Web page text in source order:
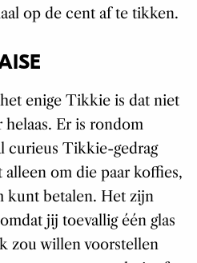
op de cent af te tikken.
enige Tikkie is dat niet
helaas. Er is rondom
curieus Tikkie-gedrag
alleen om die paar koffies,
kunt betalen. Het zijn
jij toevallig één glas
zou willen voorstellen